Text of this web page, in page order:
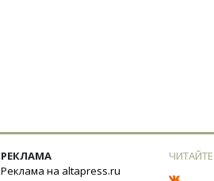
РЕКЛАМА
Реклама на altapress.ru